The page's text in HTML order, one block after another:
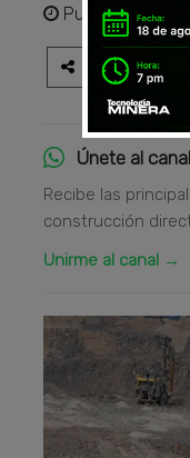
Publicadohace
Únete al
Recibe las
construcción
Unirme al canal →